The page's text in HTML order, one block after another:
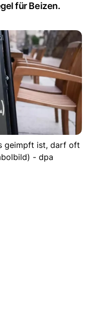
für Beizen.
geimpft ist, darf oft
- dpa